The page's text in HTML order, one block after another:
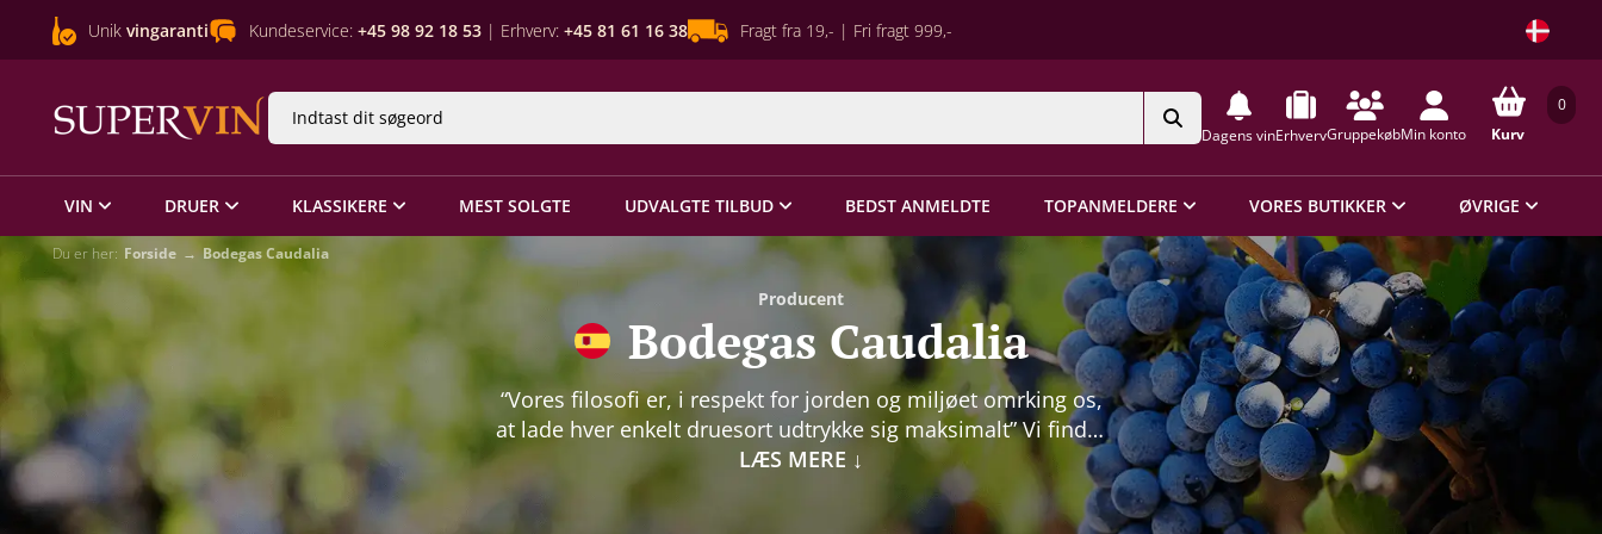
Unik vingaranti Kundeservice: +45 98 92 18 53 | Erhverv: +45 81 61 16 38 Fragt fra 19,- | Fri fragt 999,-
Dagens vinErhvervGruppekøbMin konto
0
Kurv
VIN DRUER KLASSIKERE MEST SOLGTE UDVALGTE TILBUD BEDST ANMELDTE TOPANMELDERE VORES BUTIKKER ØVRIGE
Du er her: Forside Bodegas Caudalia
Producent
Bodegas Caudalia
“Vores filosofi er, i respekt for jorden og miljøet omrking os,
at lade hver enkelt druesort udtrykke sig maksimalt” Vi finder
det lille vinhus Bodegas Caudalia 500 meter oppe i Navarra-
subzonen Baja Montana, hvor de to ejere, Ivan Lopez Barco
og Raquel Grandival Allende, har dedikeret sig til økologisk
LÆS MERE ↓